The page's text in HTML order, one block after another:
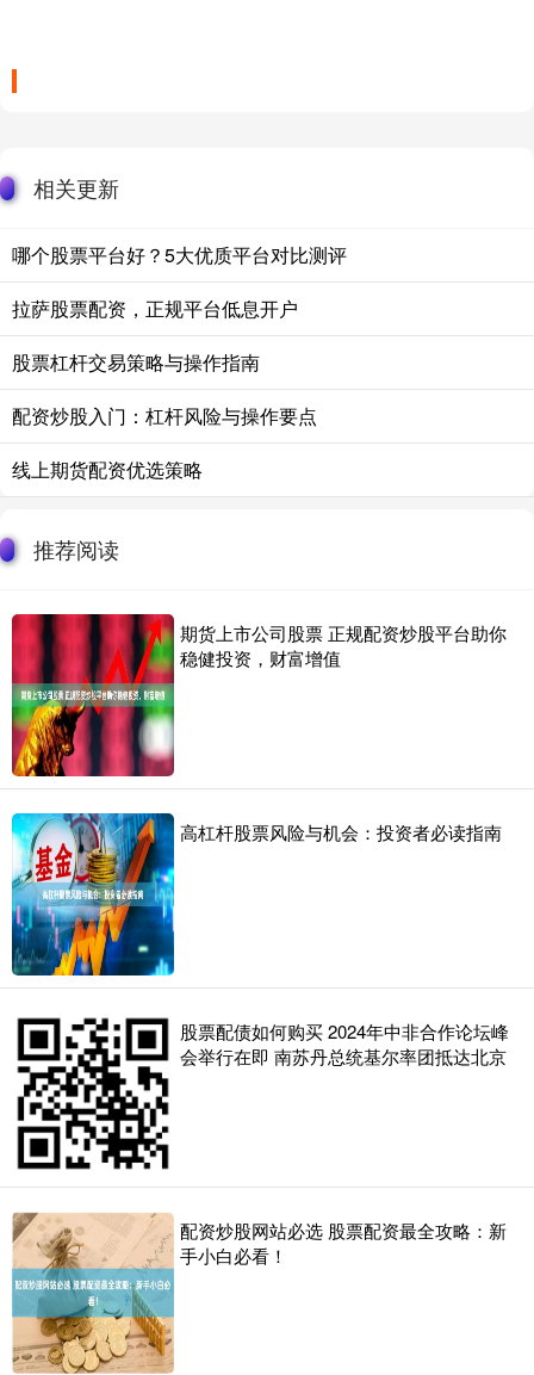
相关更新
哪个股票平台好？5大优质平台对比测评
拉萨股票配资，正规平台低息开户
股票杠杆交易策略与操作指南
配资炒股入门：杠杆风险与操作要点
线上期货配资优选策略
推荐阅读
期货上市公司股票 正规配资炒股平台助你
稳健投资，财富增值
高杠杆股票风险与机会：投资者必读指南
股票配债如何购买 2024年中非合作论坛峰
会举行在即 南苏丹总统基尔率团抵达北京
配资炒股网站必选 股票配资最全攻略：新
手小白必看！